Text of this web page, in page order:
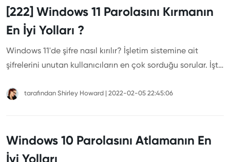
[222] Windows 11 Parolasını Kırmanın
En İyi Yolları ?
Windows 11'de şifre nasıl kırılır? İşletim sistemine ait
şifrelerini unutan kullanıcıların en çok sorduğu sorular. İşte
tarafından Shirley Howard | 2022-02-05 22:45:06
Windows 10 Parolasını Atlamanın En
İyi Yolları